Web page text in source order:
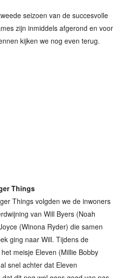
seizoen van de succesvolle
zijn inmiddels afgerond en voor
kijken we nog even terug.
Things
Things volgden we de inwoners
van Will Byers (Noah
(Winona Ryder) die samen
ging naar Will. Tijdens de
meisje Eleven (Millie Bobby
snel achter dat Eleven